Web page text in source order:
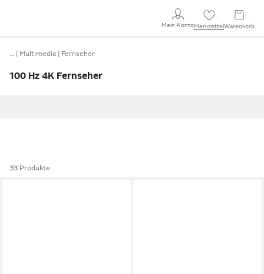
Mein KontoMerkzettel Warenkorb
… Multimedia Fernseher
100 Hz 4K Fernseher
33 Produkte